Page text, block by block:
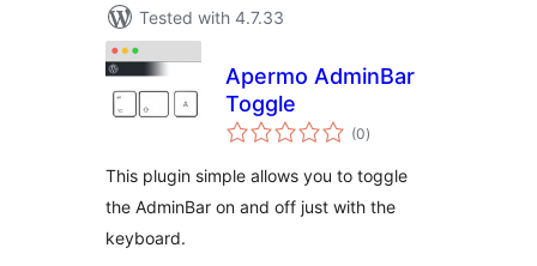
Tested with 4.7.33
Apermo AdminBar
Toggle
(0total
ratings
)
This plugin simple allows you to toggle
the AdminBar on and off just with the
keyboard.